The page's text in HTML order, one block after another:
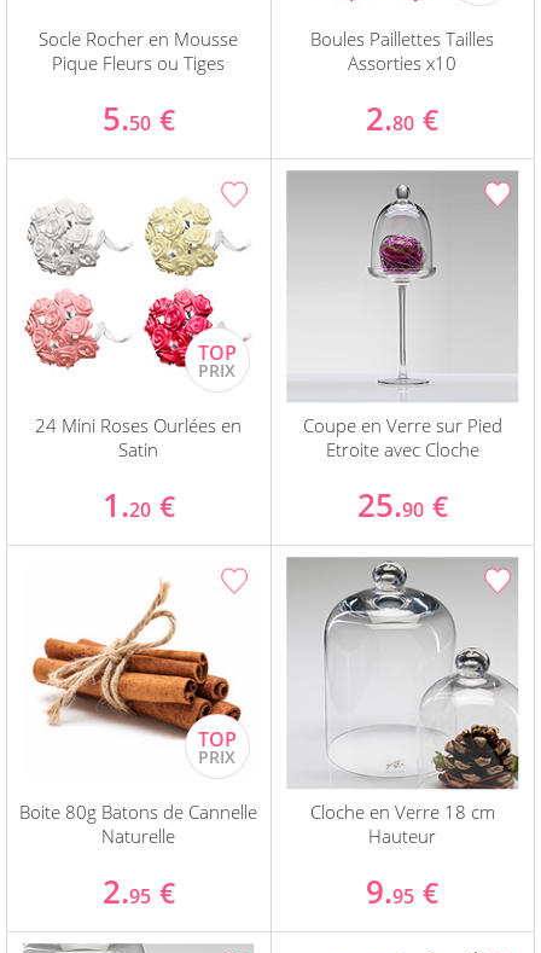
Socle Rocher en Mousse
Pique Fleurs ou Tiges
5.50 €
Boules Paillettes Tailles
Assorties x10
2.80 €
24 Mini Roses Ourlées en
Satin
1.20 €
Coupe en Verre sur Pied
Etroite avec Cloche
25.90 €
Boite 80g Batons de Cannelle
Naturelle
2.95 €
Cloche en Verre 18 cm
Hauteur
9.95 €